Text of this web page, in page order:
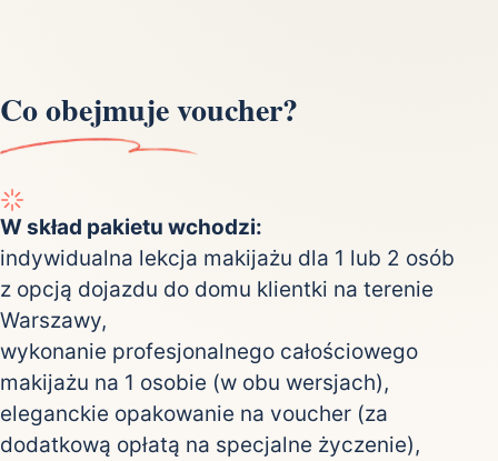
Co obejmuje voucher?
W skład pakietu wchodzi:
indywidualna lekcja makijażu dla 1 lub 2 osób
z opcją dojazdu do domu klientki na terenie
Warszawy,
wykonanie profesjonalnego całościowego
makijażu na 1 osobie (w obu wersjach),
eleganckie opakowanie na voucher (za
dodatkową opłatą na specjalne życzenie),